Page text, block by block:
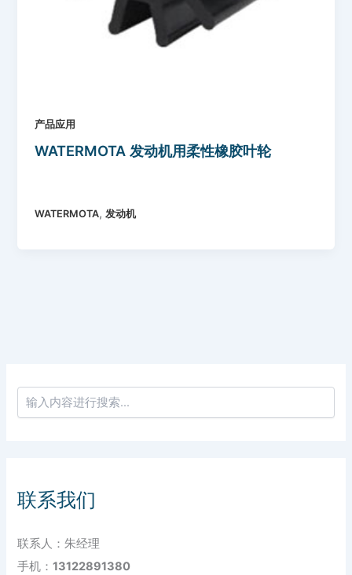
产品应用
WATERMOTA 发动机用柔性橡胶叶轮
WATERMOTA,发动机
联系我们
联系人：朱经理
手机：13122891380